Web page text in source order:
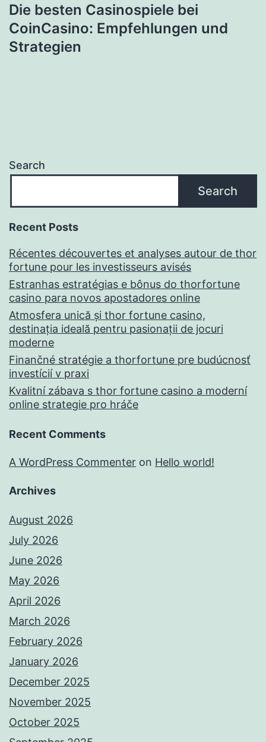
Die besten Casinospiele bei
CoinCasino: Empfehlungen und
Strategien
Search
Search
Recent Posts
Récentes découvertes et analyses autour de thor
fortune pour les investisseurs avisés
Estranhas estratégias e bônus do thorfortune
casino para novos apostadores online
Atmosfera unică și thor fortune casino,
destinația ideală pentru pasionații de jocuri
moderne
Finančné stratégie a thorfortune pre budúcnosť
investícií v praxi
Kvalitní zábava s thor fortune casino a moderní
online strategie pro hráče
Recent Comments
A WordPress Commenter on Hello world!
Archives
August 2026
July 2026
June 2026
May 2026
April 2026
March 2026
February 2026
January 2026
December 2025
November 2025
October 2025